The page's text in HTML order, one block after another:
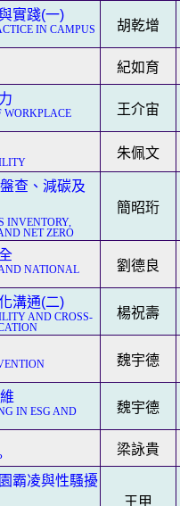
實踐(一)
IN CAMPUS
胡乾增
紀如育
王介宙
朱佩文
查、減碳及
INVENTORY,
NET ZERO
簡昭珩
NATIONAL
劉德良
溝通(二)
AND CROSS-
楊祝壽
魏宇德
IN ESG AND
魏宇德
梁詠貴
霸凌與性騷擾
王甲